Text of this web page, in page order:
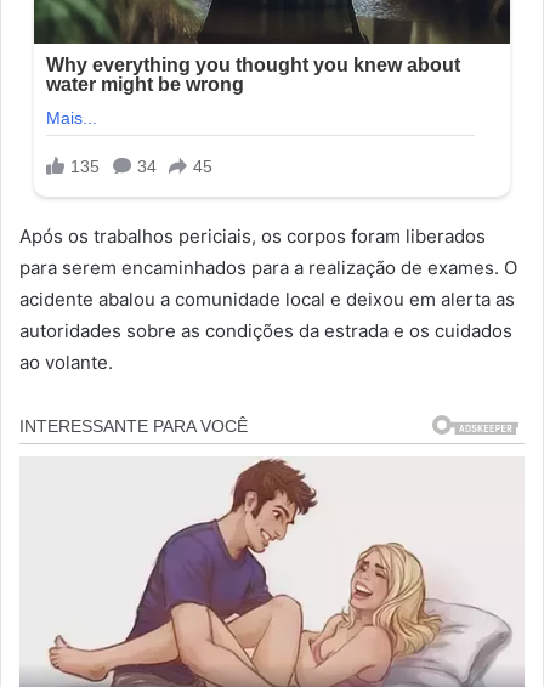
Após os trabalhos periciais, os corpos foram liberados
para serem encaminhados para a realização de exames. O
acidente abalou a comunidade local e deixou em alerta as
autoridades sobre as condições da estrada e os cuidados
ao volante.